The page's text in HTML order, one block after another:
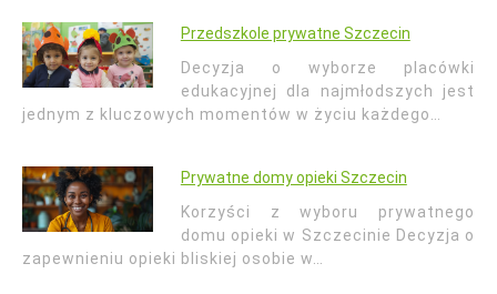
Przedszkole prywatne Szczecin
Decyzja o wyborze placówki
edukacyjnej dla najmłodszych jest
jednym z kluczowych momentów w życiu każdego…
Prywatne domy opieki Szczecin
Korzyści z wyboru prywatnego
domu opieki w Szczecinie Decyzja o
zapewnieniu opieki bliskiej osobie w…